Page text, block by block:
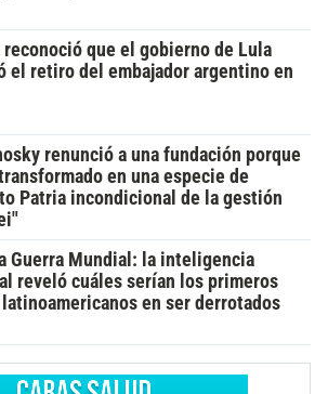
reconoció que el gobierno de Lula
el retiro del embajador argentino en
renunció a una fundación porque
en una especie de
Patria incondicional de la gestión
Guerra Mundial: la inteligencia
reveló cuáles serían los primeros
en ser derrotados